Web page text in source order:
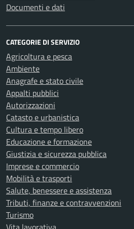
Documenti e dati
CATEGORIE DI SERVIZIO
Agricoltura e pesca
Ambiente
Anagrafe e stato civile
Appalti pubblici
Autorizzazioni
Catasto e urbanistica
Cultura e tempo libero
Educazione e formazione
Giustizia e sicurezza pubblica
Imprese e commercio
Mobilità e trasporti
Salute, benessere e assistenza
Tributi, finanze e contravvenzioni
Turismo